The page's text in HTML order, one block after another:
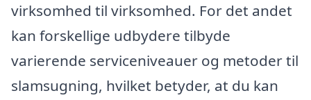
virksomhed til virksomhed. For det andet
kan forskellige udbydere tilbyde
varierende serviceniveauer og metoder til
slamsugning, hvilket betyder, at du kan